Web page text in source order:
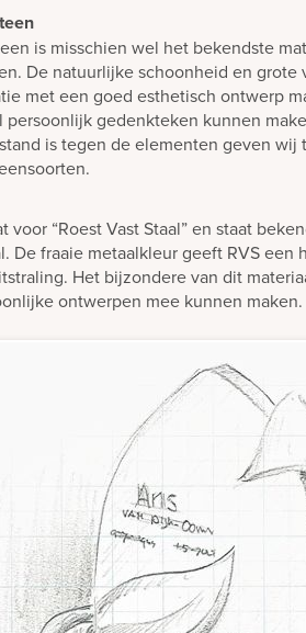
is misschien wel het bekendste
De natuurlijke schoonheid en
met een goed esthetisch ontwerp
persoonlijk gedenkteken kunnen
is tegen de elementen geven wij
voor “Roest Vast Staal” en staat
De fraaie metaalkleur geeft RVS
Het bijzondere van dit
ontwerpen mee kunnen maken.